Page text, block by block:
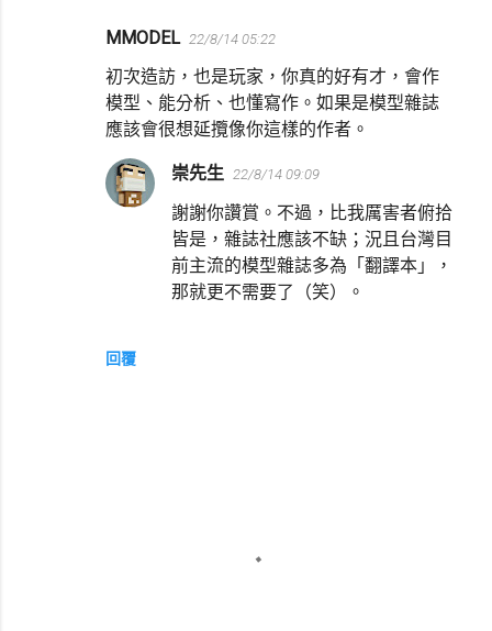
MMODEL 22/8/14 05:22
初次造訪，也是玩家，你真的好有才，會作
模型、能分析、也懂寫作。如果是模型雜誌
應該會很想延攬像你這樣的作者。
回覆
崇先生 22/8/14 09:09
謝謝你讚賞。不過，比我厲害者俯拾
皆是，雜誌社應該不缺；況且台灣目
前主流的模型雜誌多為「翻譯本」，
那就更不需要了（笑）。